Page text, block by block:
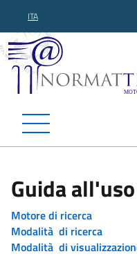
ITA
Guida all'uso
Motore di ricerca
Modalità di ricerca
Modalità di